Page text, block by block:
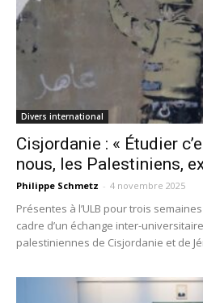
Divers international
Cisjordanie : « Étudier
nous, les Palestiniens,
Philippe Schmetz - 4 novembre 2025
Présentes à l’ULB pour trois
cadre d’un échange inter-
palestiniennes de Cisjordanie et de